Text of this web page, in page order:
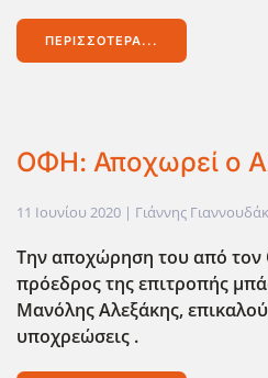
ΠΕΡΙΣΣΌΤΕΡΑ...
ΟΦΗ: Αποχωρεί ο
11 Ιουνίου 2020 | Γιάννης
Την αποχώρηση του από
πρόεδρος της επιτροπής
Μανόλης Αλεξάκης,
υποχρεώσεις .